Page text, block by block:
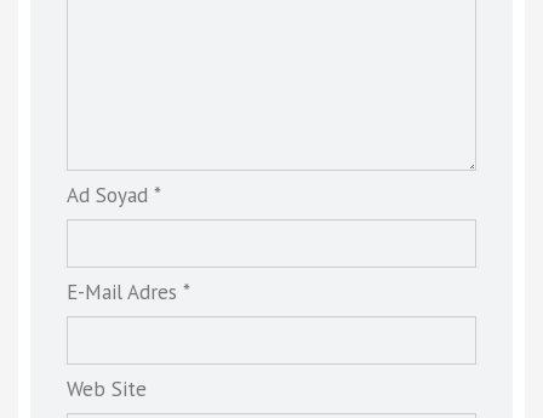
Ad Soyad *
E-Mail Adres *
Web Site